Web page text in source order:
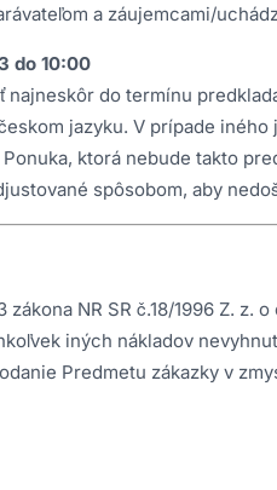
a záujemcami/
do 10:00
do termínu
jazyku. V prípade
ktorá nebude takto
spôsobom, aby
NR SR č.18/1996 Z.
iných nákladov
Predmetu zákazky v